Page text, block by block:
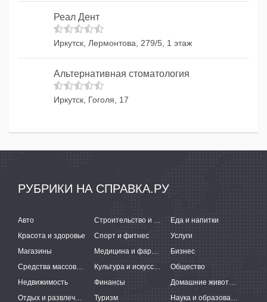
Реал Дент
Иркутск, Лермонтова, 279/5, 1 этаж
Альтернативная стоматология
Иркутск, Гоголя, 17
РУБРИКИ НА СПРАВКА.РУ
Авто Строительство и ремонт
Еда и напитки
Красота и здоровье
Спорт и фитнес
Услуги
Магазины
Медицина и фармацевтика
Бизнес
Средства массовой информации
Культура и искусство
Общество
Недвижимость
Финансы
Домашние животные
Отдых и развлечения
Туризм Наука и образование